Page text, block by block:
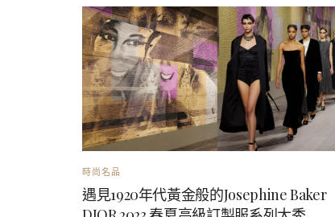
時尚名品
遇見1920年代黃金般的Josephine Baker ｜